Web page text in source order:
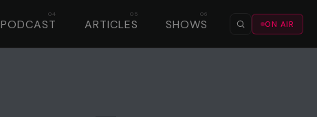
PODCAST ARTICLES SHOWS ON AIR